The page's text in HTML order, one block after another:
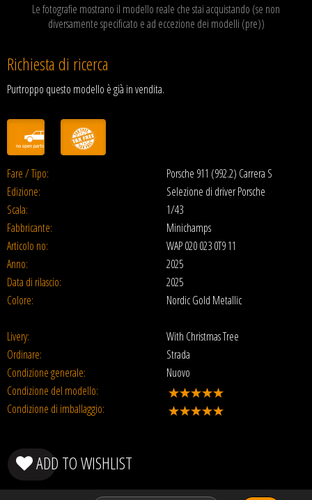
Le fotografie mostrano il modello reale che stai acquistando (se non
diversamente specificato e ad eccezione dei modelli (pre))
Richiesta di ricerca
Purtroppo questo modello è già in vendita.
Fare / Tipo:
Porsche 911 (992.2) Carrera S
Edizione:
Selezione di driver Porsche
Scala:
1/43
Fabbricante:
Minichamps
Articolo no:
WAP 020 023 0T9 11
Anno:
2025
Data di rilascio:
2025
Colore:
Nordic Gold Metallic
Livery:
With Christmas Tree
Ordinare:
Strada
Condizione generale:
Nuovo
Condizione del modello:
Condizione di imballaggio:
ADD TO WISHLIST